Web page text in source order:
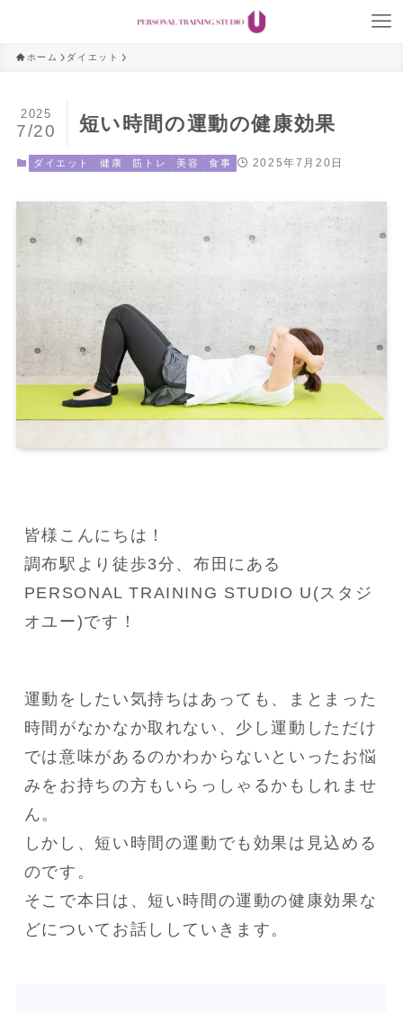
ホーム ダイエット
短い時間の運動の健康効果
2025
7/20
ダイエット 健康 筋トレ 美容 食事 2025年7月20日
皆様こんにちは！
調布駅より徒歩3分、布田にある
PERSONAL TRAINING STUDIO U(スタジ
オユー)です！
運動をしたい気持ちはあっても、まとまった
時間がなかなか取れない、少し運動しただけ
では意味があるのかわからないといったお悩
みをお持ちの方もいらっしゃるかもしれませ
ん。
しかし、短い時間の運動でも効果は見込める
のです。
そこで本日は、短い時間の運動の健康効果な
どについてお話ししていきます。